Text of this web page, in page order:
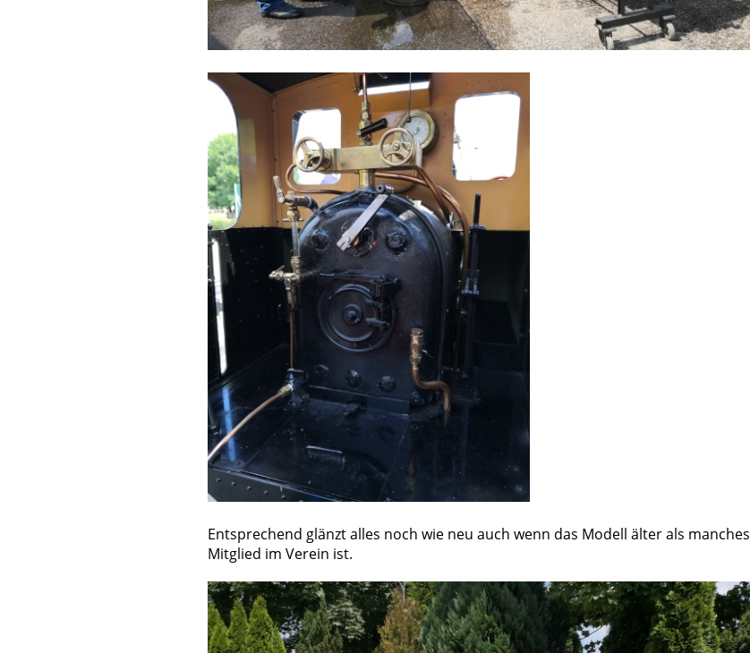
Entsprechend glänzt alles noch wie neu auch wenn das Modell älter als manches
Mitglied im Verein ist.